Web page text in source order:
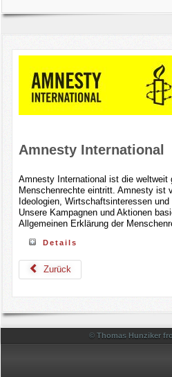
Amnesty International
Amnesty International ist die weltweit
Menschenrechte eintritt. Amnesty ist
Ideologien, Wirtschaftsinteressen und
Unsere Kampagnen und Aktionen
Allgemeinen Erklärung der
Details
Zurück
© Thomas Hunziker